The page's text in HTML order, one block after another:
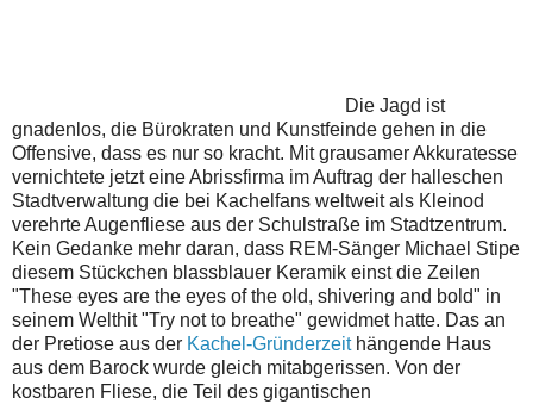
Die Jagd ist
gnadenlos, die Bürokraten und Kunstfeinde gehen in die
Offensive, dass es nur so kracht. Mit grausamer Akkuratesse
vernichtete jetzt eine Abrissfirma im Auftrag der halleschen
Stadtverwaltung die bei Kachelfans weltweit als Kleinod
verehrte Augenfliese aus der Schulstraße im Stadtzentrum.
Kein Gedanke mehr daran, dass REM-Sänger Michael Stipe
diesem Stückchen blassblauer Keramik einst die Zeilen
"These eyes are the eyes of the old, shivering and bold" in
seinem Welthit "Try not to breathe" gewidmet hatte. Das an
der Pretiose aus der Kachel-Gründerzeithängende Haus
aus dem Barock wurde gleich mitabgerissen. Von der
kostbaren Fliese, die Teil des gigantischen